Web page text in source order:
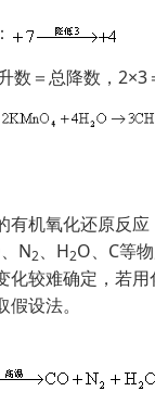
数＝总降数，2×3
有机氧化还原反
N2、H2O、C等
化较难确定，若
设法。